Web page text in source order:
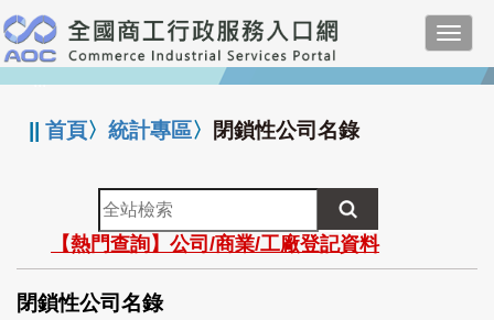
跳
到
主
要
:::
||首頁〉統計專區〉 閉鎖性公司名錄
全
站
檢
索
【熱門查詢】公司/商業/工廠登記資料
閉鎖性公司名錄